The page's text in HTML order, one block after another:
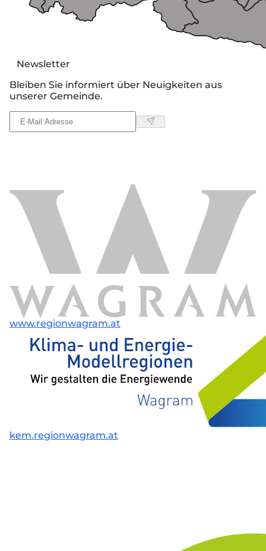
Newsletter
Bleiben Sie informiert über Neuigkeiten aus
unserer Gemeinde.
www.regionwagram.at
kem.regionwagram.at